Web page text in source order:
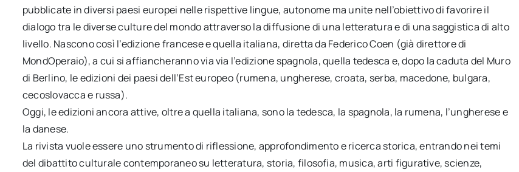
pubblicate in diversi paesi europei nelle rispettive lingue, autonome ma unite nell’obiettivo di favorire il
dialogo tra le diverse culture del mondo attraverso la diffusione di una letteratura e di una saggistica di alto
livello. Nascono così l’edizione francese e quella italiana, diretta da Federico Coen (già direttore di
MondOperaio), a cui si affiancheranno via via l’edizione spagnola, quella tedesca e, dopo la caduta del Muro
di Berlino, le edizioni dei paesi dell’Est europeo (rumena, ungherese, croata, serba, macedone, bulgara,
cecoslovacca e russa).
Oggi, le edizioni ancora attive, oltre a quella italiana, sono la tedesca, la spagnola, la rumena, l’ungherese e
la danese.
La rivista vuole essere uno strumento di riflessione, approfondimento e ricerca storica, entrando nei temi
del dibattito culturale contemporaneo su letteratura, storia, filosofia, musica, arti figurative, scienze,